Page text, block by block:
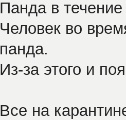
Панда в
Человек во
панда.
Из-за этого и
Все на